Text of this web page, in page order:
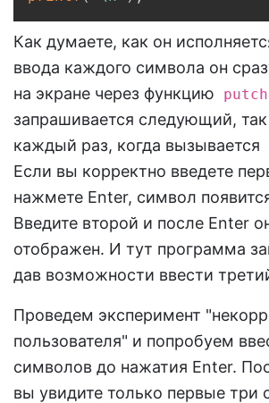
Как думаете, как он
ввода каждого символа он
на экране через функцию
запрашивается следующий,
каждый раз, когда вызывается
Если вы корректно введете
нажмете Enter, символ
Введите второй и после Enter
отображен. И тут программа
дав возможности ввести
Проведем эксперимент
пользователя" и попробуем
символов до нажатия Enter.
вы увидите только первые три